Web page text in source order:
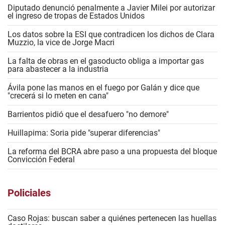
Diputado denunció penalmente a Javier Milei por autorizar
el ingreso de tropas de Estados Unidos
Los datos sobre la ESI que contradicen los dichos de Clara
Muzzio, la vice de Jorge Macri
La falta de obras en el gasoducto obliga a importar gas
para abastecer a la industria
Ávila pone las manos en el fuego por Galán y dice que
"crecerá si lo meten en cana"
Barrientos pidió que el desafuero "no demore"
Huillapima: Soria pide "superar diferencias"
La reforma del BCRA abre paso a una propuesta del bloque
Convicción Federal
Policiales
Caso Rojas: buscan saber a quiénes pertenecen las huellas